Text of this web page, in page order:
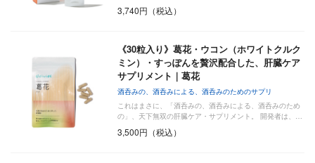
3,740円（税込）
《30粒入り》葛花・ウコン（ホワイトクルク
ミン）・すっぽんを贅沢配合した、肝臓ケア
サプリメント｜葛花
酒呑みの、酒呑みによる、酒呑みのためのサプリ
これはまさに、「酒呑みの、酒呑みによる、酒呑みのため
の」、天下無双の肝臓ケア・サプリメント。 開発者は、…
3,500円（税込）